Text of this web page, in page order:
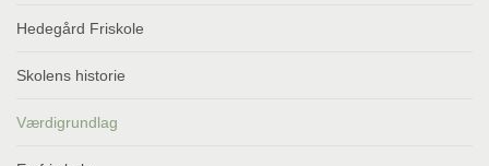
Hedegård Friskole
Skolens historie
Værdigrundlag